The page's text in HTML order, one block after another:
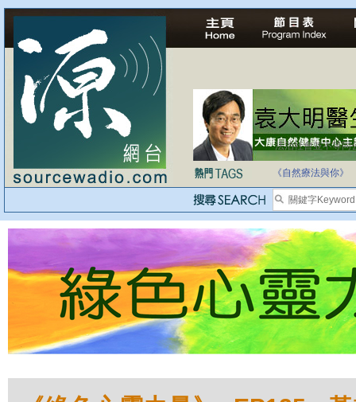
法治社會並不等同
自家教育合法化-
《自然療法與你》